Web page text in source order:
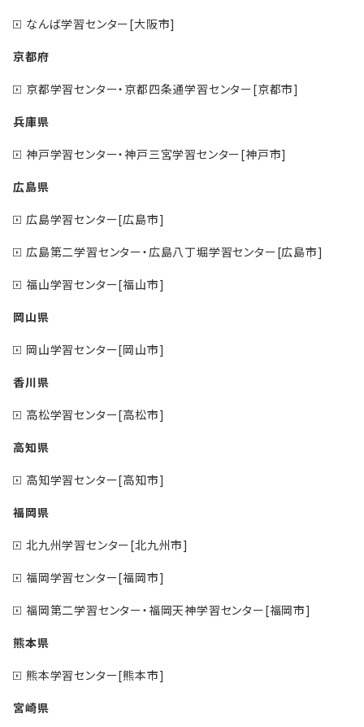
なんば学習センター[大阪市]
京都府
京都学習センター・京都四条通学習センター[京都市]
兵庫県
神戸学習センター・神戸三宮学習センター[神戸市]
広島県
広島学習センター[広島市]
広島第二学習センター・広島八丁堀学習センター[広島市]
福山学習センター[福山市]
岡山県
岡山学習センター[岡山市]
香川県
高松学習センター[高松市]
高知県
高知学習センター[高知市]
福岡県
北九州学習センター[北九州市]
福岡学習センター[福岡市]
福岡第二学習センター・福岡天神学習センター[福岡市]
熊本県
熊本学習センター[熊本市]
宮崎県